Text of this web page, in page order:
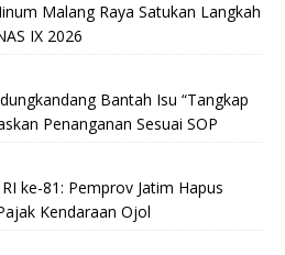
Malang Raya Satukan Langkah
IX 2026
Bantah Isu “Tangkap
Penanganan Sesuai SOP
ke-81: Pemprov Jatim Hapus
Kendaraan Ojol